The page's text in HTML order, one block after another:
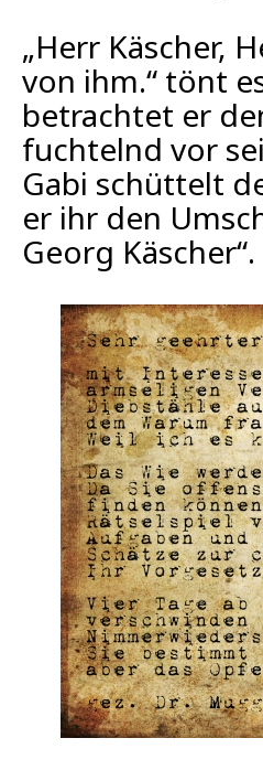
„Herr Käscher,
von ihm.“ tönt
betrachtet er
fuchtelnd vor
Gabi schüttelt
er ihr den
Georg Käscher“.